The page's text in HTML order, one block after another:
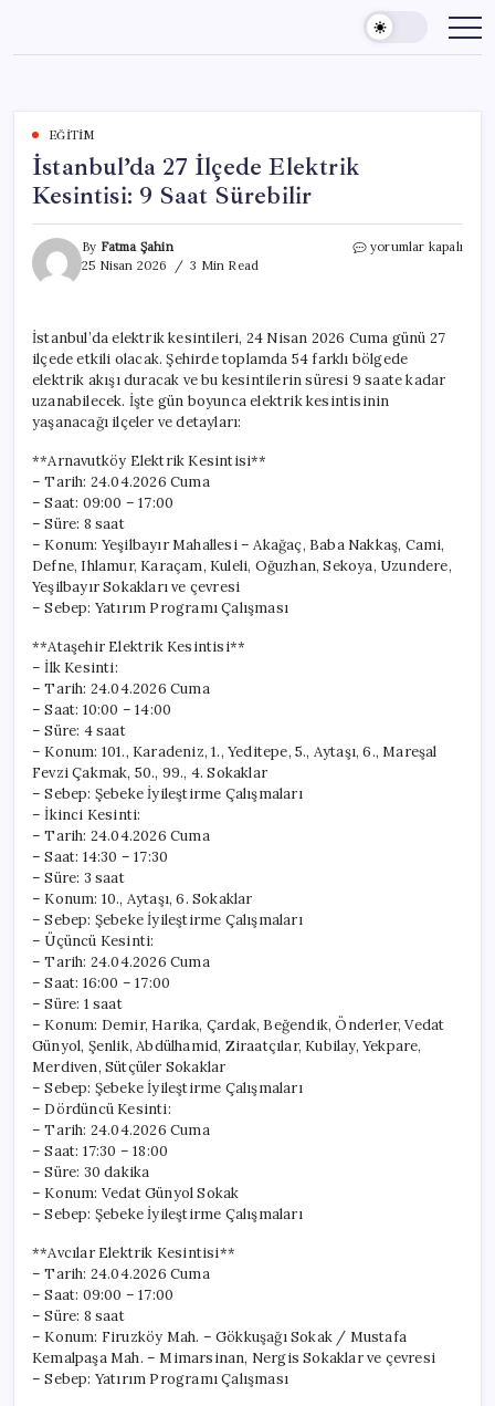
content
EĞITIM
İstanbul’da 27 İlçede Elektrik
Kesintisi: 9 Saat Sürebilir
By Fatma Şahin
25 Nisan 2026
3 Min Read
İstanbul’da
9
Saat
Sürebilir
için
yorumlar kapalı
İstanbul’da elektrik kesintileri, 24 Nisan 2026 Cuma günü 27
ilçede etkili olacak. Şehirde toplamda 54 farklı bölgede
elektrik akışı duracak ve bu kesintilerin süresi 9 saate kadar
uzanabilecek. İşte gün boyunca elektrik kesintisinin
yaşanacağı ilçeler ve detayları:
**Arnavutköy Elektrik Kesintisi**
– Tarih: 24.04.2026 Cuma
– Saat: 09:00 – 17:00
– Süre: 8 saat
– Konum: Yeşilbayır Mahallesi – Akağaç, Baba Nakkaş, Cami,
Defne, Ihlamur, Karaçam, Kuleli, Oğuzhan, Sekoya, Uzundere,
Yeşilbayır Sokakları ve çevresi
– Sebep: Yatırım Programı Çalışması
**Ataşehir Elektrik Kesintisi**
– İlk Kesinti:
– Tarih: 24.04.2026 Cuma
– Saat: 10:00 – 14:00
– Süre: 4 saat
– Konum: 101., Karadeniz, 1., Yeditepe, 5., Aytaşı, 6., Mareşal
Fevzi Çakmak, 50., 99., 4. Sokaklar
– Sebep: Şebeke İyileştirme Çalışmaları
– İkinci Kesinti:
– Tarih: 24.04.2026 Cuma
– Saat: 14:30 – 17:30
– Süre: 3 saat
– Konum: 10., Aytaşı, 6. Sokaklar
– Sebep: Şebeke İyileştirme Çalışmaları
– Üçüncü Kesinti:
– Tarih: 24.04.2026 Cuma
– Saat: 16:00 – 17:00
– Süre: 1 saat
– Konum: Demir, Harika, Çardak, Beğendik, Önderler, Vedat
Günyol, Şenlik, Abdülhamid, Ziraatçılar, Kubilay, Yekpare,
Merdiven, Sütçüler Sokaklar
– Sebep: Şebeke İyileştirme Çalışmaları
– Dördüncü Kesinti:
– Tarih: 24.04.2026 Cuma
– Saat: 17:30 – 18:00
– Süre: 30 dakika
– Konum: Vedat Günyol Sokak
– Sebep: Şebeke İyileştirme Çalışmaları
**Avcılar Elektrik Kesintisi**
– Tarih: 24.04.2026 Cuma
– Saat: 09:00 – 17:00
– Süre: 8 saat
– Konum: Firuzköy Mah. – Gökkuşağı Sokak / Mustafa
Kemalpaşa Mah. – Mimarsinan, Nergis Sokaklar ve çevresi
– Sebep: Yatırım Programı Çalışması